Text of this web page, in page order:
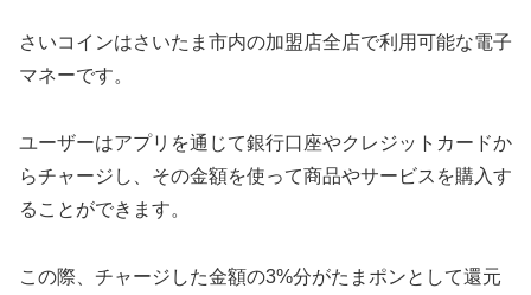
さいコインはさいたま市内の加盟店全店で利用可能な電子
マネーです。
ユーザーはアプリを通じて銀行口座やクレジットカードか
らチャージし、その金額を使って商品やサービスを購入す
ることができます。
この際、チャージした金額の3%分がたまポンとして還元